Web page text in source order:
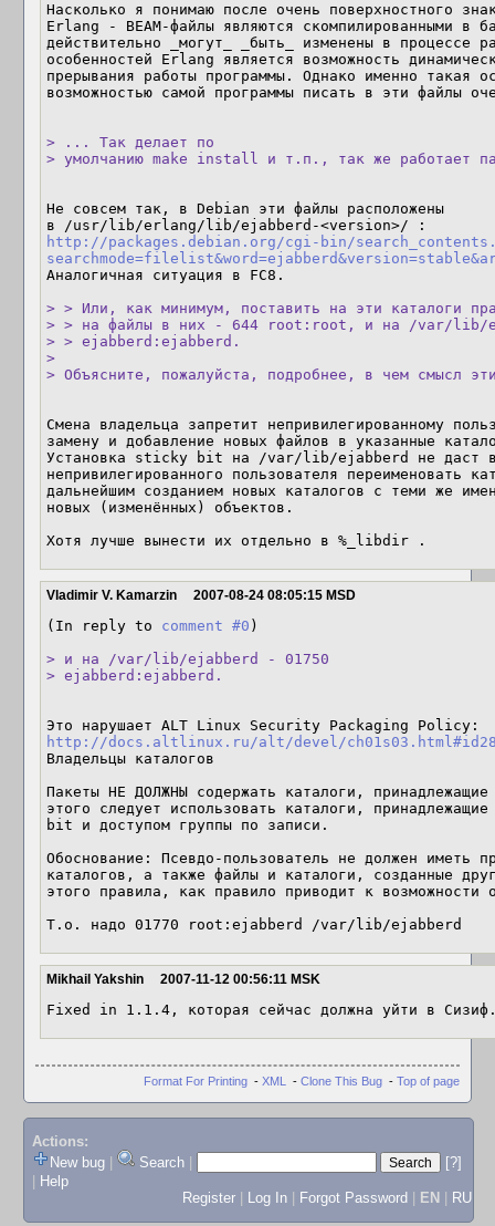
Насколько я понимаю после очень поверхностного
Erlang - BEAM-файлы являются скомпилированными в
действительно _могут_ _быть_ изменены в
особенностей Erlang является возможность
прерывания работы программы. Однако именно такая
возможностью самой программы писать в эти файлы
> ... Так делает по
> умолчанию make install и т.п., так же работает
Не совсем так, в Debian эти файлы расположены
http://packages.debian.org/cgi-bin/
Аналогичная ситуация в FC8.
> > Или, как минимум, поставить на эти каталоги
> > на файлы в них - 644 root:root, и на /var/lib/
> > ejabberd:ejabberd.
>
> Объясните, пожалуйста, подробнее, в чем смысл
Смена владельца запретит непривилегированному
замену и добавление новых файлов в указанные
Установка sticky bit на /var/lib/ejabberd не даст
непривилегированного пользователя
дальнейшим созданием новых каталогов с теми же
новых (изменённых) объектов.
Vladimir V. Kamarzin 2007-08-24 08:05:15 MSD
(In reply to comment #0 )
> и на /var/lib/ejabberd - 01750
> ejabberd:ejabberd.
http://docs.altlinux.ru/alt/devel/
Владельцы каталогов
Пакеты НЕ ДОЛЖНЫ содержать каталоги,
этого следует использовать каталоги,
bit и доступом группы по записи.
Обоснование: Псевдо-пользователь не должен иметь
каталогов, а также файлы и каталоги, созданные
этого правила, как правило приводит к возможности
Т.о. надо 01770 root:ejabberd /var/lib/ejabberd
Mikhail Yakshin 2007-11-12 00:56:11 MSK
Fixed in 1.1.4, которая сейчас должна уйти в
Format For Printing - XML - Clone This Bug - Top of page
Actions:
New bug
Search
[?]
Help
Register
Log In Forgot Password EN RU